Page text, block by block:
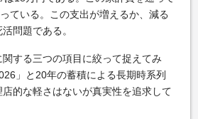
ている。この支出が増えるか、減る
問題である。
する三つの項目に絞って捉えてみ
」と20年の蓄積による長期時系列
的な軽さはないが真実性を追求して